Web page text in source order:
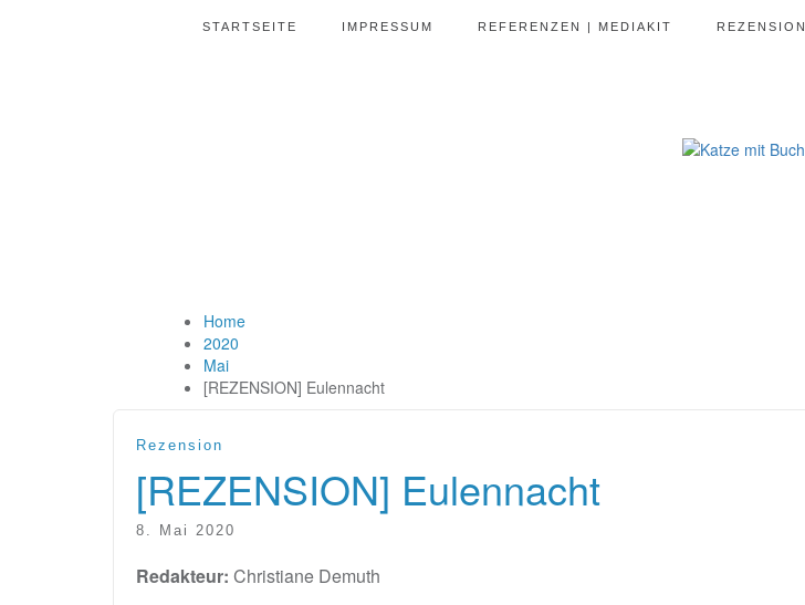
STARTSEITE IMPRESSUM REFERENZEN | MEDIAKIT REZENSION
Home
2020
Mai
[REZENSION] Eulennacht
Rezension
[REZENSION] Eulennacht
8. Mai 2020
Redakteur: Christiane Demuth